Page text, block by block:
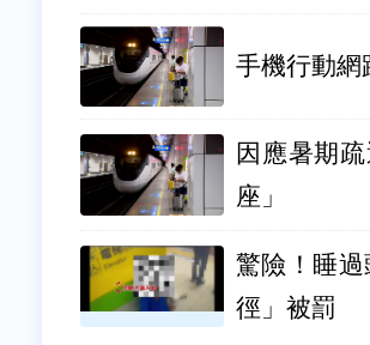
手機行動網
因應暑期
座」
驚險！睡
徑」被罰